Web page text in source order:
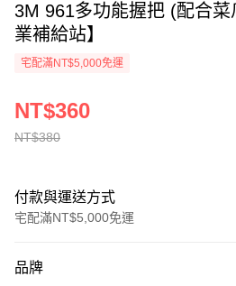
3M 961多功能握把 (配合
業補給站】
宅配滿NT$5,000免運
NT$380
NT$360
付款與運送方式
宅配滿NT$5,000免運
信用卡一次付款
品牌